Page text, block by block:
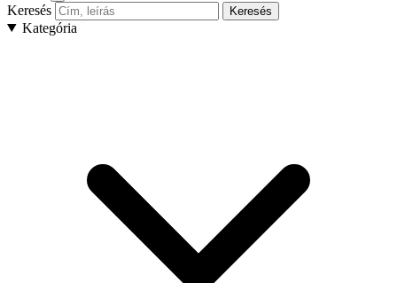
Keresés
Keresés
Kategória